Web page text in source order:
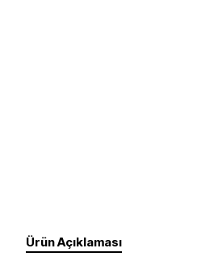
Ürün Açıklaması